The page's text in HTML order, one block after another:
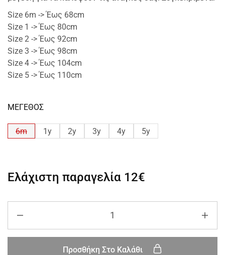
Size 6m -> Έως 68cm
Size 1 -> Έως 80cm
Size 2 -> Έως 92cm
Size 3 -> Έως 98cm
Size 4 -> Έως 104cm
Size 5 -> Έως 110cm
ΜΕΓΕΘΟΣ
6m 1y 2y 3y 4y 5y
Ελάχιστη παραγελία 12€
Προσθήκη Στο Καλάθι